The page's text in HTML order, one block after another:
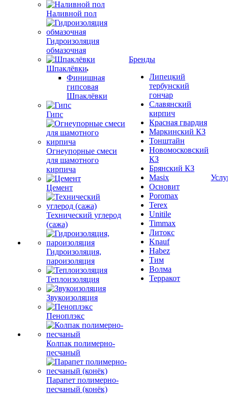
Наливной пол
Гидроизоляция
обмазочная
Шпаклёвки
Финишная
гипсовая
Шпаклёвки
Гипс
Огнеупорные смеси
для шамотного
кирпича
Цемент
Технический углерод
(сажа)
Гидроизоляция,
пароизоляция
Теплоизоляция
Звукоизоляция
Пеноплэкс
Колпак полимерно-
песчаный
Парапет полимерно-
песчаный (конёк)
Бренды
Липецкий
тербунский
гончар
Славянский
кирпич
Красная гвардия
Маркинский КЗ
Тонштайн
Новомосковский
КЗ
Брянский КЗ
Masix
Основит
Poromax
Terex
Unitile
Timmax
Литокс
Knauf
Habez
Тим
Волма
Терракот